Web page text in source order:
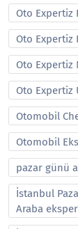
Oto Expertiz
Oto Expertiz
Oto Expertiz
Oto Expertiz
Otomobil
Otomobil
pazar günü
İstanbul
Araba